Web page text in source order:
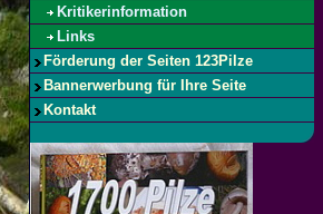
Kritikerinformation
Links
Förderung der Seiten 123Pilze
Bannerwerbung für Ihre Seite
Kontakt